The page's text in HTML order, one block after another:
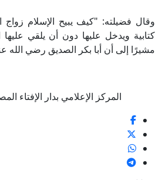
فضيلته: "كيف يبيح الإسلام زواج
ويدخل عليها دون أن يلقي عليها
إلى أن أبا بكر الصديق رضي الله عنه
المركز الإعلامي بدار الإفتاء المصرية ٩-٣-